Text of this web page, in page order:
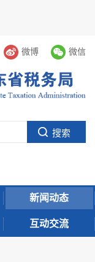
微博 微信
新闻动态
互动交流